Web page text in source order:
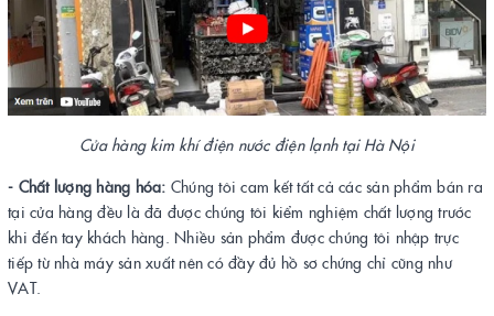
Cửa hàng kim khí điện nước điện lạnh tại Hà Nội
- Chất lượng hàng hóa: Chúng tôi cam kết tất cả các sản phẩm bán ra
tại cửa hàng đều là đã được chúng tôi kiểm nghiệm chất lượng trước
khi đến tay khách hàng. Nhiều sản phẩm được chúng tôi nhập trực
tiếp từ nhà máy sản xuất nên có đầy đủ hồ sơ chứng chỉ cũng như
VAT.